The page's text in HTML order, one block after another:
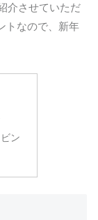
介させていただ
トなので、新年
ン